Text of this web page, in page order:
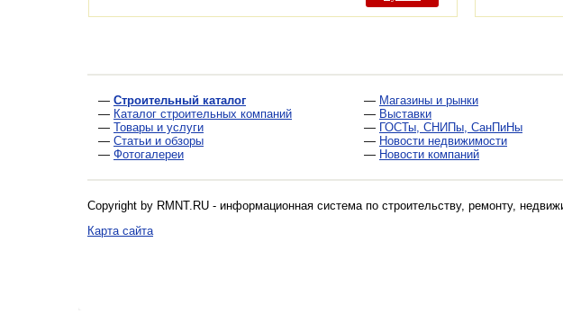
— Строительный каталог
— Каталог строительных компаний
— Товары и услуги
— Статьи и обзоры
— Фотогалереи
— Магазины и рынки
— Выставки
— ГОСТы, СНИПы, СанПиНы
— Новости недвижимости
— Новости компаний
Copyright by RMNT.RU - информационная система по строительству, ремонту,
Карта сайта